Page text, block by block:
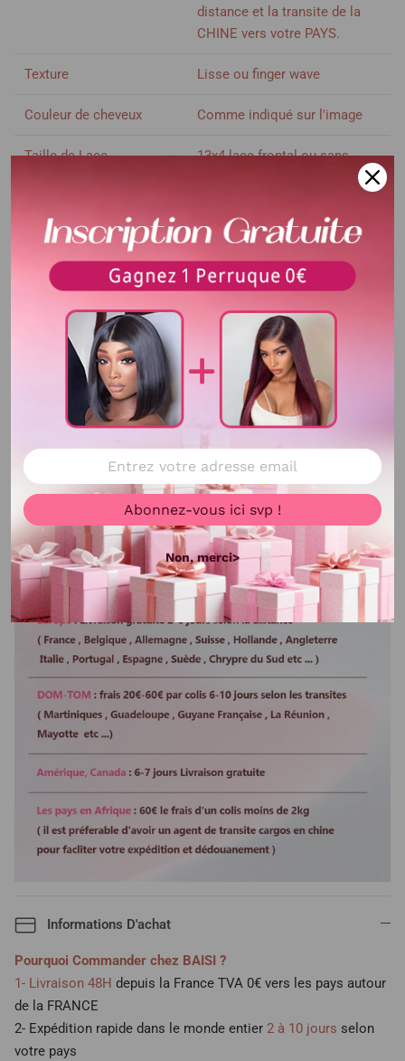
distance et la transite de la
CHINE vers votre PAYS.
Texture Lisse ou finger wave
Couleur de cheveux Comme indiqué sur l'image
Taille de Lace
13x4 lace frontal ou sans
Densité 200% densité
Longueur 10-14 pouces
Couleur de dentelle Dentelle transparent
Bandes élastique Ajustable
Colorable ou décolorable
Lisser ou boucler au fer Oui
Voir plus
Informations D'achat
Pourquoi Commander chez BAISI ?
1- Livraison 48H depuis la France TVA 0€ vers les pays autour
de la FRANCE
2- Expédition rapide dans le monde entier 2 à 10 jours selon
votre pays
Abonnez-vous ici svp !
Non, merci>